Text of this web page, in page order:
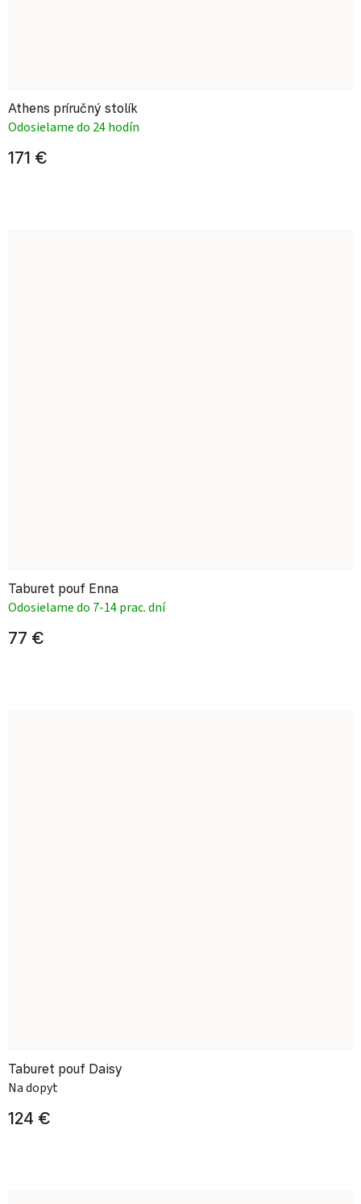
Athens príručný stolík
Odosielame do 24 hodín
171 €
Taburet pouf Enna
Odosielame do 7-14 prac. dní
77 €
Taburet pouf Daisy
Na dopyt
124 €